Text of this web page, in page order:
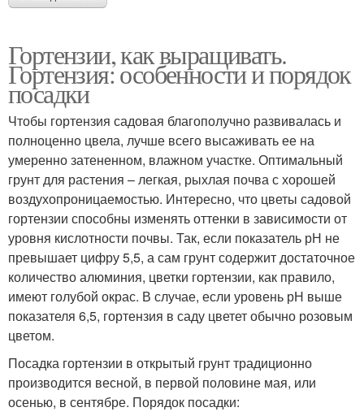
Гортензии, как выращивать.
Гортензия: особенности и порядок
посадки
Чтобы гортензия садовая благополучно развивалась и
полноценно цвела, лучше всего высаживать ее на
умеренно затененном, влажном участке. Оптимальный
грунт для растения – легкая, рыхлая почва с хорошей
воздухопроницаемостью. Интересно, что цветы садовой
гортензии способны изменять оттенки в зависимости от
уровня кислотности почвы. Так, если показатель рН не
превышает цифру 5,5, а сам грунт содержит достаточное
количество алюминия, цветки гортензии, как правило,
имеют голубой окрас. В случае, если уровень рН выше
показателя 6,5, гортензия в саду цветет обычно розовым
цветом.
Посадка гортензии в открытый грунт традиционно
производится весной, в первой половине мая, или
осенью, в сентябре. Порядок посадки: